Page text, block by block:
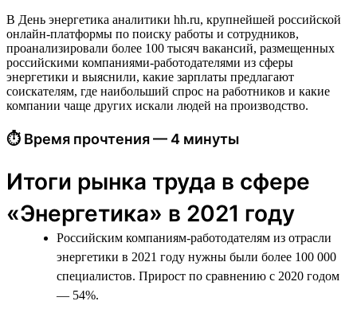
В День энергетика аналитики hh.ru, крупнейшей российской
онлайн-платформы по поиску работы и сотрудников,
проанализировали более 100 тысяч вакансий, размещенных
российскими компаниями-работодателями из сферы
энергетики и выяснили, какие зарплаты предлагают
соискателям, где наибольший спрос на работников и какие
компании чаще других искали людей на производство.
⏱ Время прочтения — 4 минуты
Итоги рынка труда в сфере
«Энергетика» в 2021 году
Российским компаниям-работодателям из отрасли
энергетики в 2021 году нужны были более 100 000
специалистов. Прирост по сравнению с 2020 годом
— 54%.